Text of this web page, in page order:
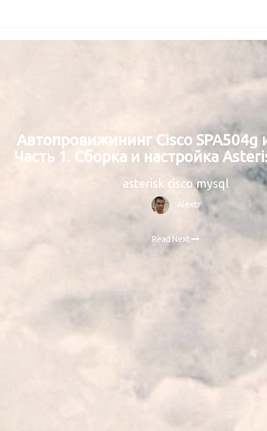
Автопровижининг Cisco SPA504g
Часть 1. Сборка и настройка
asterisk cisco mysql
Alexcr
Read Next